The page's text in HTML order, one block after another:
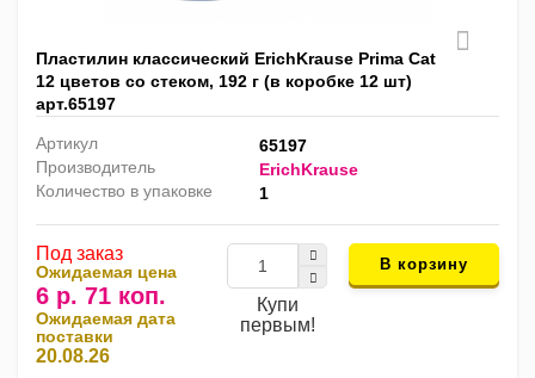
Пластилин классический ErichKrause Prima Cat
12 цветов со стеком, 192 г (в коробке 12 шт)
арт.65197
Артикул
65197
Производитель
ErichKrause
Количество в упаковке
1
Под заказ
Ожидаемая цена
6 р. 71 коп.
Ожидаемая дата
поставки
20.08.26
Купи
первым!
В корзину